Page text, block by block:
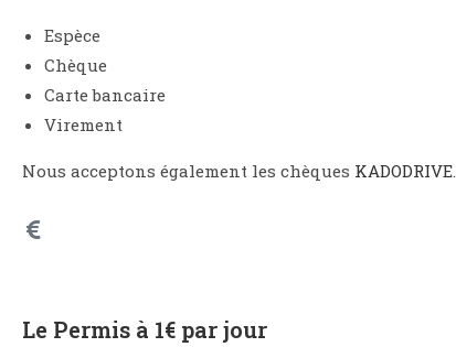
Espèce
Chèque
Carte bancaire
Virement
Nous acceptons également les chèques KADODRIVE.
Le Permis à 1€ par jour